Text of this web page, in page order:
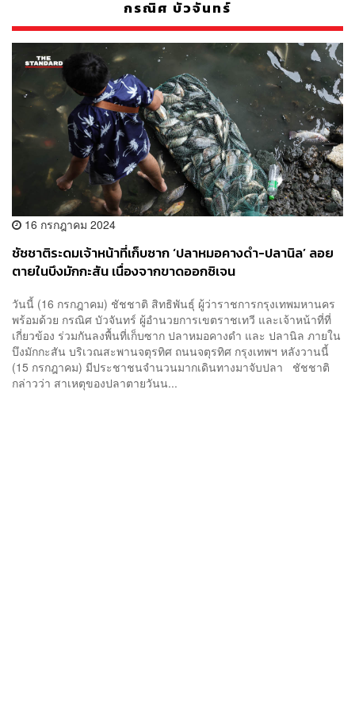
กรณิศ บัวจันทร์
16 กรกฎาคม 2024
ชัชชาติระดมเจ้าหน้าที่เก็บซาก ‘ปลาหมอคางดำ-ปลานิล’ ลอย
ตายในบึงมักกะสัน เนื่องจากขาดออกซิเจน
วันนี้ (16 กรกฎาคม) ชัชชาติ สิทธิพันธุ์ ผู้ว่าราชการกรุงเทพมหานคร
พร้อมด้วย กรณิศ บัวจันทร์ ผู้อำนวยการเขตราชเทวี และเจ้าหน้าที่ที่
เกี่ยวข้อง ร่วมกันลงพื้นที่เก็บซาก ปลาหมอคางดำ และ ปลานิล ภายใน
บึงมักกะสัน บริเวณสะพานจตุรทิศ ถนนจตุรทิศ กรุงเทพฯ หลังวานนี้
(15 กรกฎาคม) มีประชาชนจำนวนมากเดินทางมาจับปลา ชัชชาติ
กล่าวว่า สาเหตุของปลาตายวันน...